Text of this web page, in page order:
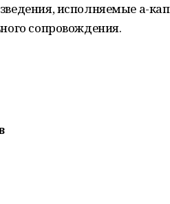
исполняемые а-
сопровождения.